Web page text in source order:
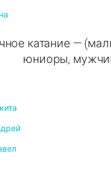
катание —
юниоры,